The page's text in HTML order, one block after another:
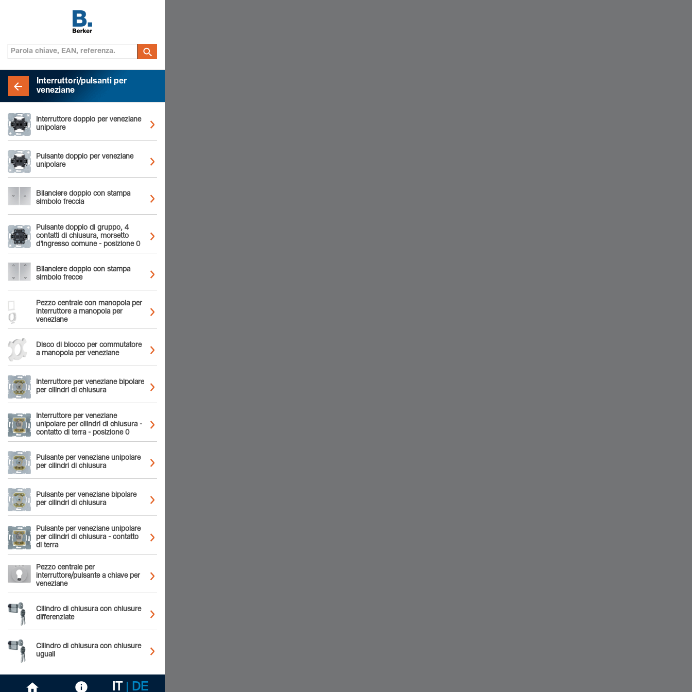
Interruttori/pulsanti per
veneziane
Interruttore doppio per veneziane
unipolare
Pulsante doppio per veneziane
unipolare
Bilanciere doppio con stampa
simbolo freccia
Pulsante doppio di gruppo, 4
contatti di chiusura, morsetto
d'ingresso comune - posizione 0
Bilanciere doppio con stampa
simbolo frecce
Pezzo centrale con manopola per
interruttore a manopola per
veneziane
Disco di blocco per commutatore
a manopola per veneziane
Interruttore per veneziane bipolare
per cilindri di chiusura
Interruttore per veneziane
unipolare per cilindri di chiusura -
contatto di terra - posizione 0
Pulsante per veneziane unipolare
per cilindri di chiusura
Pulsante per veneziane bipolare
per cilindri di chiusura
Pulsante per veneziane unipolare
per cilindri di chiusura - contatto
di terra
Pezzo centrale per
interruttore/pulsante a chiave per
veneziane
Cilindro di chiusura con chiusure
differenziate
Cilindro di chiusura con chiusure
uguali
IT DE